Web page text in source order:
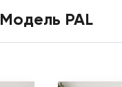
Модель PAL